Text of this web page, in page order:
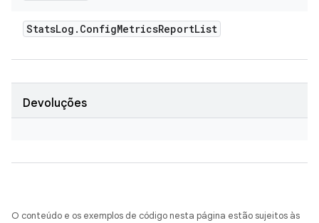
StatsLog . ConfigMetricsReportList
Devoluções
O conteúdo e os exemplos de código nesta página estão sujeitos às